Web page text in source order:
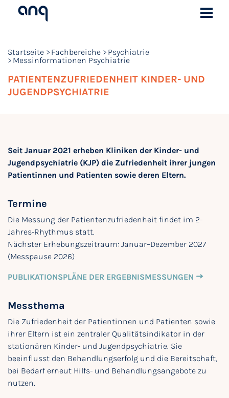
Startseite Fachbereiche
Psychiatrie
Messinformationen Psychiatrie
PATIENTENZUFRIEDENHEIT KINDER- UND
JUGENDPSYCHIATRIE
Seit Januar 2021 erheben Kliniken der Kinder- und
Jugendpsychiatrie (KJP) die Zufriedenheit ihrer jungen
Patientinnen und Patienten sowie deren Eltern.
Termine
Die Messung der Patientenzufriedenheit findet im 2-
Jahres-Rhythmus statt.
Nächster Erhebungszeitraum: Januar–Dezember 2027
(Messpause 2026)
PUBLIKATIONSPLÄNE DER ERGEBNISMESSUNGEN
Messthema
Die Zufriedenheit der Patientinnen und Patienten sowie
ihrer Eltern ist ein zentraler Qualitätsindikator in der
stationären Kinder- und Jugendpsychiatrie. Sie
beeinflusst den Behandlungserfolg und die Bereitschaft,
bei Bedarf erneut Hilfs- und Behandlungsangebote zu
nutzen.